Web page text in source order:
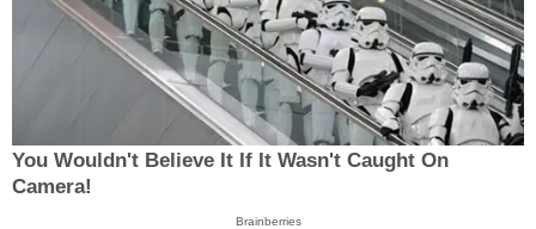
You Wouldn't Believe It If It Wasn't Caught On
Camera!
Brainberries